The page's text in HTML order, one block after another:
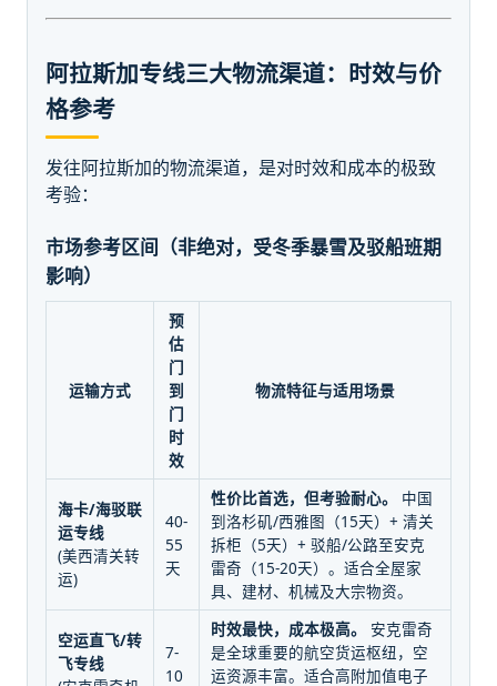
阿拉斯加专线三大物流渠道：时效与价
格参考
发往阿拉斯加的物流渠道，是对时效和成本的极致
考验：
市场参考区间（非绝对，受冬季暴雪及驳船班期
影响）
运输方式
预
估
门
到
门
时
效
物流特征与适用场景
海卡/海驳联
运专线
(美西清关转
运)
40-
55
天
性价比首选，但考验耐心。
中国
到洛杉矶/西雅图（15天）+ 清关
拆柜（5天）+ 驳船/公路至安克
雷奇（15-20天）。适合全屋家
具、建材、机械及大宗物资。
空运直飞/转
飞专线
7-
10
时效最快，成本极高。
安克雷奇
是全球重要的航空货运枢纽，空
运资源丰富。适合高附加值电子